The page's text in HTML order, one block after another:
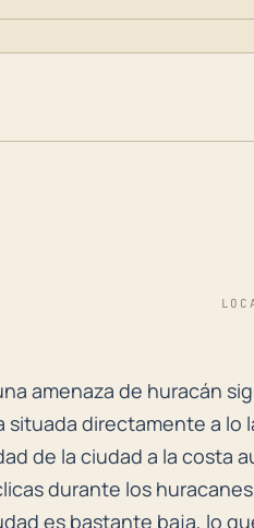
amenaza de huracán
amenaza de huracán
directamente a lo
de la ciudad a la costa
durante los
es bastante baja, lo